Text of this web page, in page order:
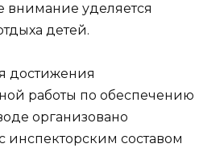
внимание уделяется
детей.
достижения
работы по обеспечению
организовано
инспекторским составом